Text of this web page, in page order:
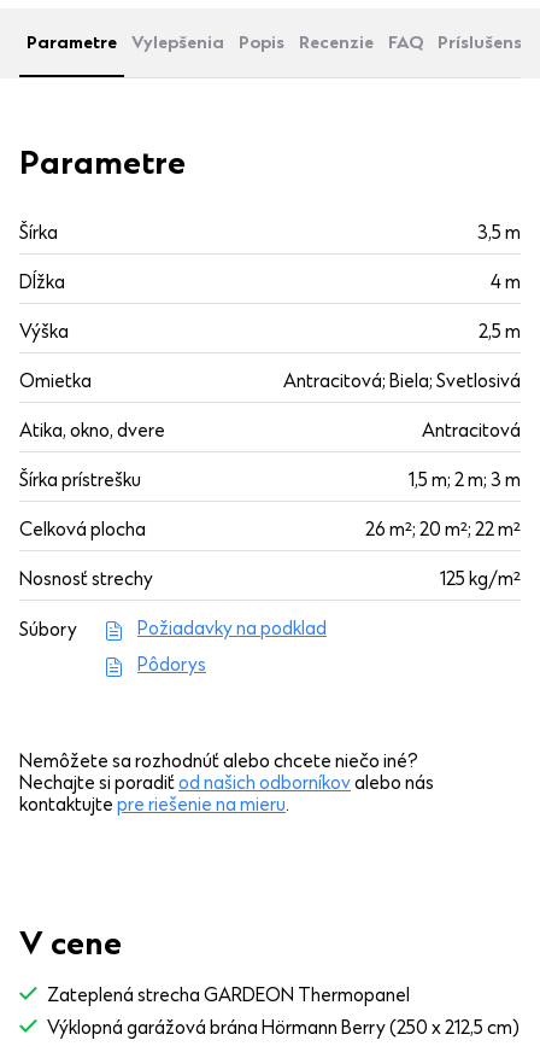
Parametre Vylepšenia Popis Recenzie FAQ
Parametre
Šírka 3,5 m
Dĺžka 4 m
Výška 2,5 m
Omietka Antracitová; Biela; Svetlosivá
Atika, okno, dvere Antracitová
Šírka prístrešku 1,5 m; 2 m; 3 m
Celková plocha 26 m²; 20 m²; 22 m²
Nosnosť strechy 125 kg/m²
Súbory
Požiadavky na podklad
Pôdorys
Nemôžete sa rozhodnúť alebo chcete niečo iné?
Nechajte si poradiťod našich odborníkovalebo nás
kontaktujte pre riešenie na mieru.
V cene
Zateplená strecha GARDEON Thermopanel
Výklopná garážová brána Hörmann Berry (250 x 212,5 cm)